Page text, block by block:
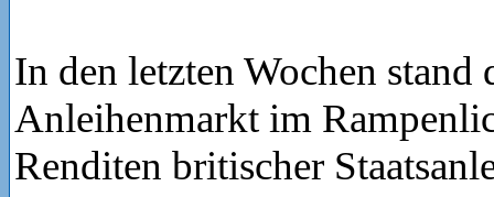
In den letzten Wochen stand
Anleihenmarkt im
Renditen britischer